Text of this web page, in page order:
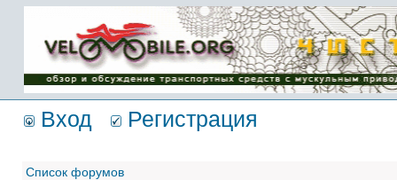
Имя пользователя:
Пароль:
{ LOG_ME_IN_SHORT
}
Вход Регистрация
Список форумов